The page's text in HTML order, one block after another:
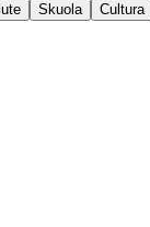
Skuola Cultura